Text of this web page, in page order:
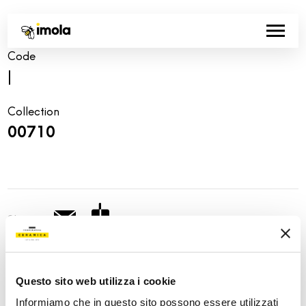
Questo sito web utilizza i cookie
Informiamo che in questo sito possono essere utilizzati
Code
Collection
00710
Share: